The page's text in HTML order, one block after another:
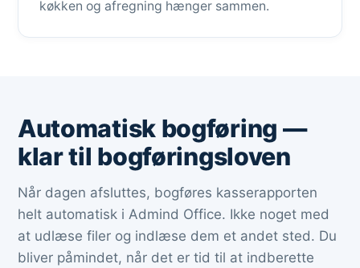
køkken og afregning hænger sammen.
Automatisk bogføring —
klar til bogføringsloven
Når dagen afsluttes, bogføres kasserapporten
helt automatisk i Admind Office. Ikke noget med
at udlæse filer og indlæse dem et andet sted. Du
bliver påmindet, når det er tid til at indberette